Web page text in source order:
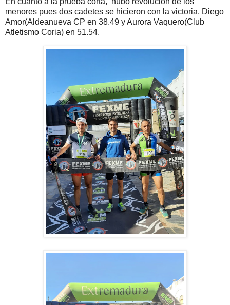
menores pues dos cadetes se hicieron con la victoria, Diego
Amor(Aldeanueva CP en 38.49 y Aurora Vaquero(Club
Atletismo Coria) en 51.54.